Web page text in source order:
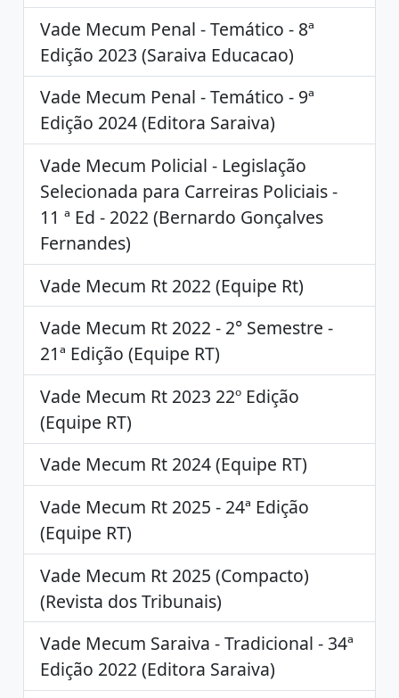
Vade Mecum Penal - Temático - 8ª
Edição 2023 (Saraiva Educacao)
Vade Mecum Penal - Temático - 9ª
Edição 2024 (Editora Saraiva)
Vade Mecum Policial - Legislação
Selecionada para Carreiras Policiais -
11 ª Ed - 2022 (Bernardo Gonçalves
Fernandes)
Vade Mecum Rt 2022 (Equipe Rt)
Vade Mecum Rt 2022 - 2° Semestre -
21ª Edição (Equipe RT)
Vade Mecum Rt 2023 22º Edição
(Equipe RT)
Vade Mecum Rt 2024 (Equipe RT)
Vade Mecum Rt 2025 - 24ª Edição
(Equipe RT)
Vade Mecum Rt 2025 (Compacto)
(Revista dos Tribunais)
Vade Mecum Saraiva - Tradicional - 34ª
Edição 2022 (Editora Saraiva)